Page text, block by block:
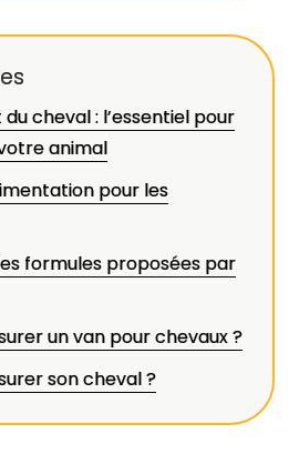
du cheval : l’essentiel pour
animal
pour les
formules proposées par
un van pour chevaux ?
son cheval ?